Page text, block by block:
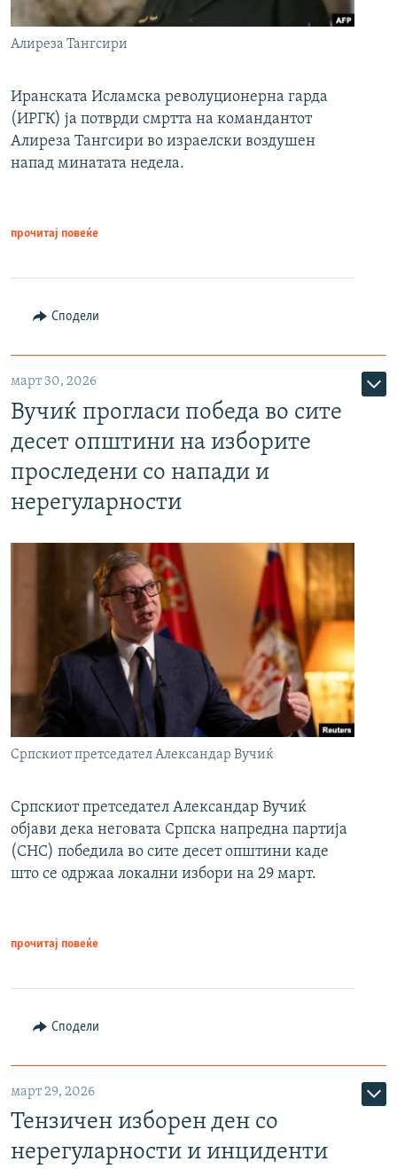
Алиреза Тангсири
Иранската Исламска револуционерна гарда
(ИРГК) ја потврди смртта на командантот
Алиреза Тангсири во израелски воздушен
напад минатата недела.
прочитај повеќе
Сподели
март 30, 2026
Вучиќ прогласи победа во сите
десет општини на изборите
проследени со напади и
нерегуларности
Српскиот претседател Александар Вучиќ
Српскиот претседател Александар Вучиќ
објави дека неговата Српска напредна партија
(СНС) победила во сите десет општини каде
што се одржаа локални избори на 29 март.
прочитај повеќе
Сподели
март 29, 2026
Тензичен изборен ден со
нерегуларности и инциденти